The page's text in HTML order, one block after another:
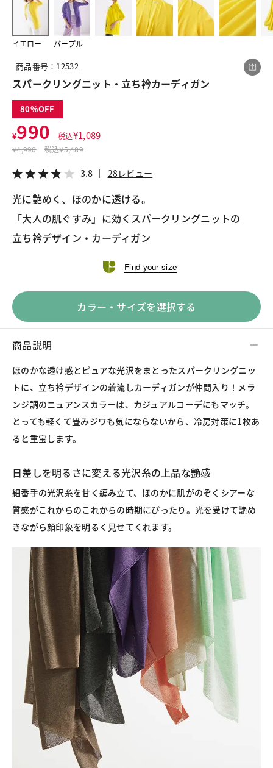
イエロー パープル
11
商品番号：12532
スパークリングニット・立ち衿カーディガン
80
¥990 税込¥1,089
¥4,990 税込¥5,489
3.8 28レビュー
光に艶めく、ほのかに透ける。
「大人の肌ぐすみ」に効くスパークリングニットの
Find your size
カラー・サイズを選択する
商品説明
ほのかな透け感とピュアな光沢をまとったスパークリングニッ
トに、立ち衿デザインの着流しカーディガンが仲間入り！メラ
ンジ調のニュアンスカラーは、カジュアルコーデにもマッチ。
とっても軽くて畳みジワも気にならないから、冷房対策に1枚あ
ると重宝します。
日差しを明るさに変える光沢糸の上品な艶感
細番手の光沢糸を甘く編み立て、ほのかに肌がのぞくシアーな
質感がこれからのこれからの時期にぴったり。光を受けて艶め
きながら顔印象を明るく見せてくれます。
この商品をシェアする
¥990 税込¥1,089
LINE X メール